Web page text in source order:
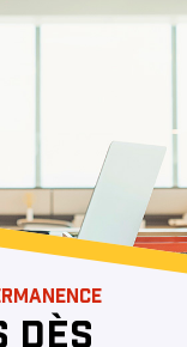
DÈS